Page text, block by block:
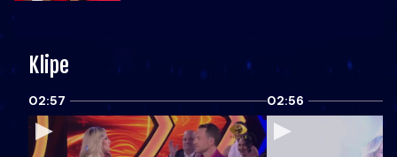
Klipe
02:57 02:56